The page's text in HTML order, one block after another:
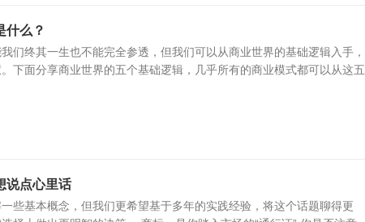
什么？
们终其一生也不能完全参透，但我们可以从商业世界的基础逻辑入手，
下面分享商业世界的五个基础逻辑，几乎所有的商业模式都可以从这五
说点心里话
些基本概念，但我们更希望基于多年的实践经验，将这个话题聊得更